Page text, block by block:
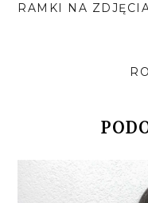
RAMKI NA